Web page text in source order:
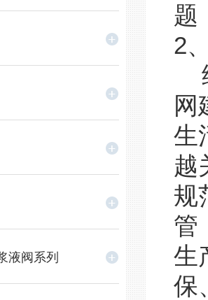
液阀系列
题
2
网
生
越
规
管
生
保